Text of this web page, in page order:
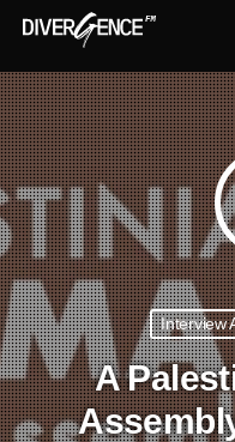
Interview
A